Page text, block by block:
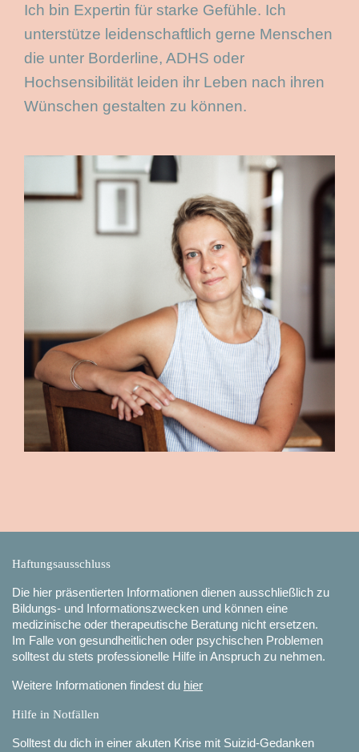
Ich bin Expertin für starke Gefühle. Ich
unterstütze leidenschaftlich gerne Menschen
die unter Borderline, ADHS oder
Hochsensibilität leiden ihr Leben nach ihren
Wünschen gestalten zu können.
Haftungsausschluss
Die hier präsentierten Informationen dienen ausschließlich zu
Bildungs- und Informationszwecken und können eine
medizinische oder therapeutische Beratung nicht ersetzen.
Im Falle von gesundheitlichen oder psychischen Problemen
solltest du stets professionelle Hilfe in Anspruch zu nehmen.
Weitere Informationen findest du hier
Hilfe in Notfällen
Solltest du dich in einer akuten Krise mit Suizid-Gedanken